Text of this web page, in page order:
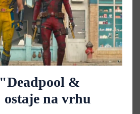
&
na vrhu